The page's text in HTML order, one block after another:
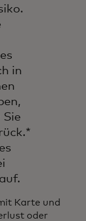
in
Sie
Karte und
oder